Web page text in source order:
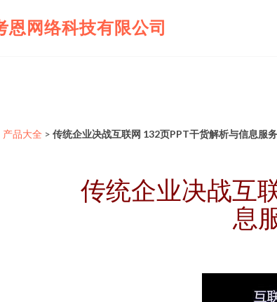
恩网络科技有限公司
产品大全 > 传统企业决战互联网 132页PPT干货解析与信息服
传统企业决战互
息